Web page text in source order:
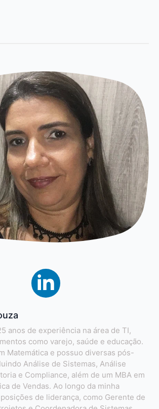
anos de experiência na área de TI,
como varejo, saúde e educação.
Matemática e possuo diversas pós-
Análise de Sistemas, Análise
e Compliance, além de um MBA em
de Vendas. Ao longo da minha
de liderança, como Gerente de